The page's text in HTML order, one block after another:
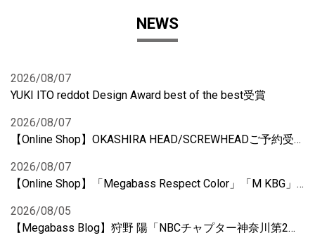
NEWS
2026/08/07
YUKI ITO reddot Design Award best of the best受賞
2026/08/07
【Online Shop】OKASHIRA HEAD/SCREWHEADご予約受付開始！(11月末発売予定)
2026/08/07
【Online Shop】「Megabass Respect Color」「M KBG」ご予約受付開始！(10月お届け予定)
2026/08/05
【Megabass Blog】狩野 陽「NBCチャプター神奈川第2戦に参戦！」